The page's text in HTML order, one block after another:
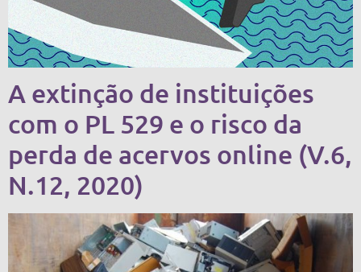
A extinção de instituições
com o PL 529 e o risco da
perda de acervos online (V.6,
N.12, 2020)